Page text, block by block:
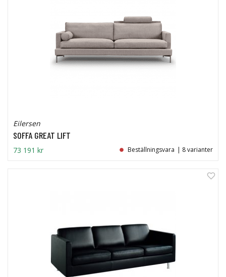
Eilersen
SOFFA GREAT LIFT
73 191 kr Beställningsvara | 8 varianter